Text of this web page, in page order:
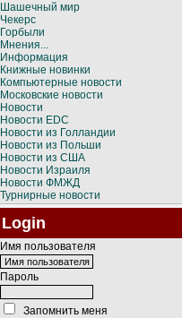
Шашечный мир
Чекерс
Горбыли
Мнения...
Информация
Книжные новинки
Компьютерные новости
Московские новости
Новости
Новости EDC
Новости из Голландии
Новости из Польши
Новости из США
Новости Израиля
Новости ФМЖД
Турнирные новости
Login
Имя пользователя
Пароль
Запомнить меня